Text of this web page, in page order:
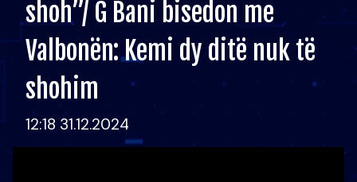
shoh”/ G Bani bisedon me
Valbonën: Kemi dy ditë nuk të
shohim
12:18 31.12.2024